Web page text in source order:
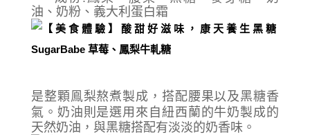
油、奶粉、義大利蛋白霜
是整顆鳯梨熬煮製成，搭配腰果以及黑糖香
氣。 奶油則是選用 來自紐西蘭的牛奶製成的
天然奶油，與黑糖搭配有淡淡的奶香味。